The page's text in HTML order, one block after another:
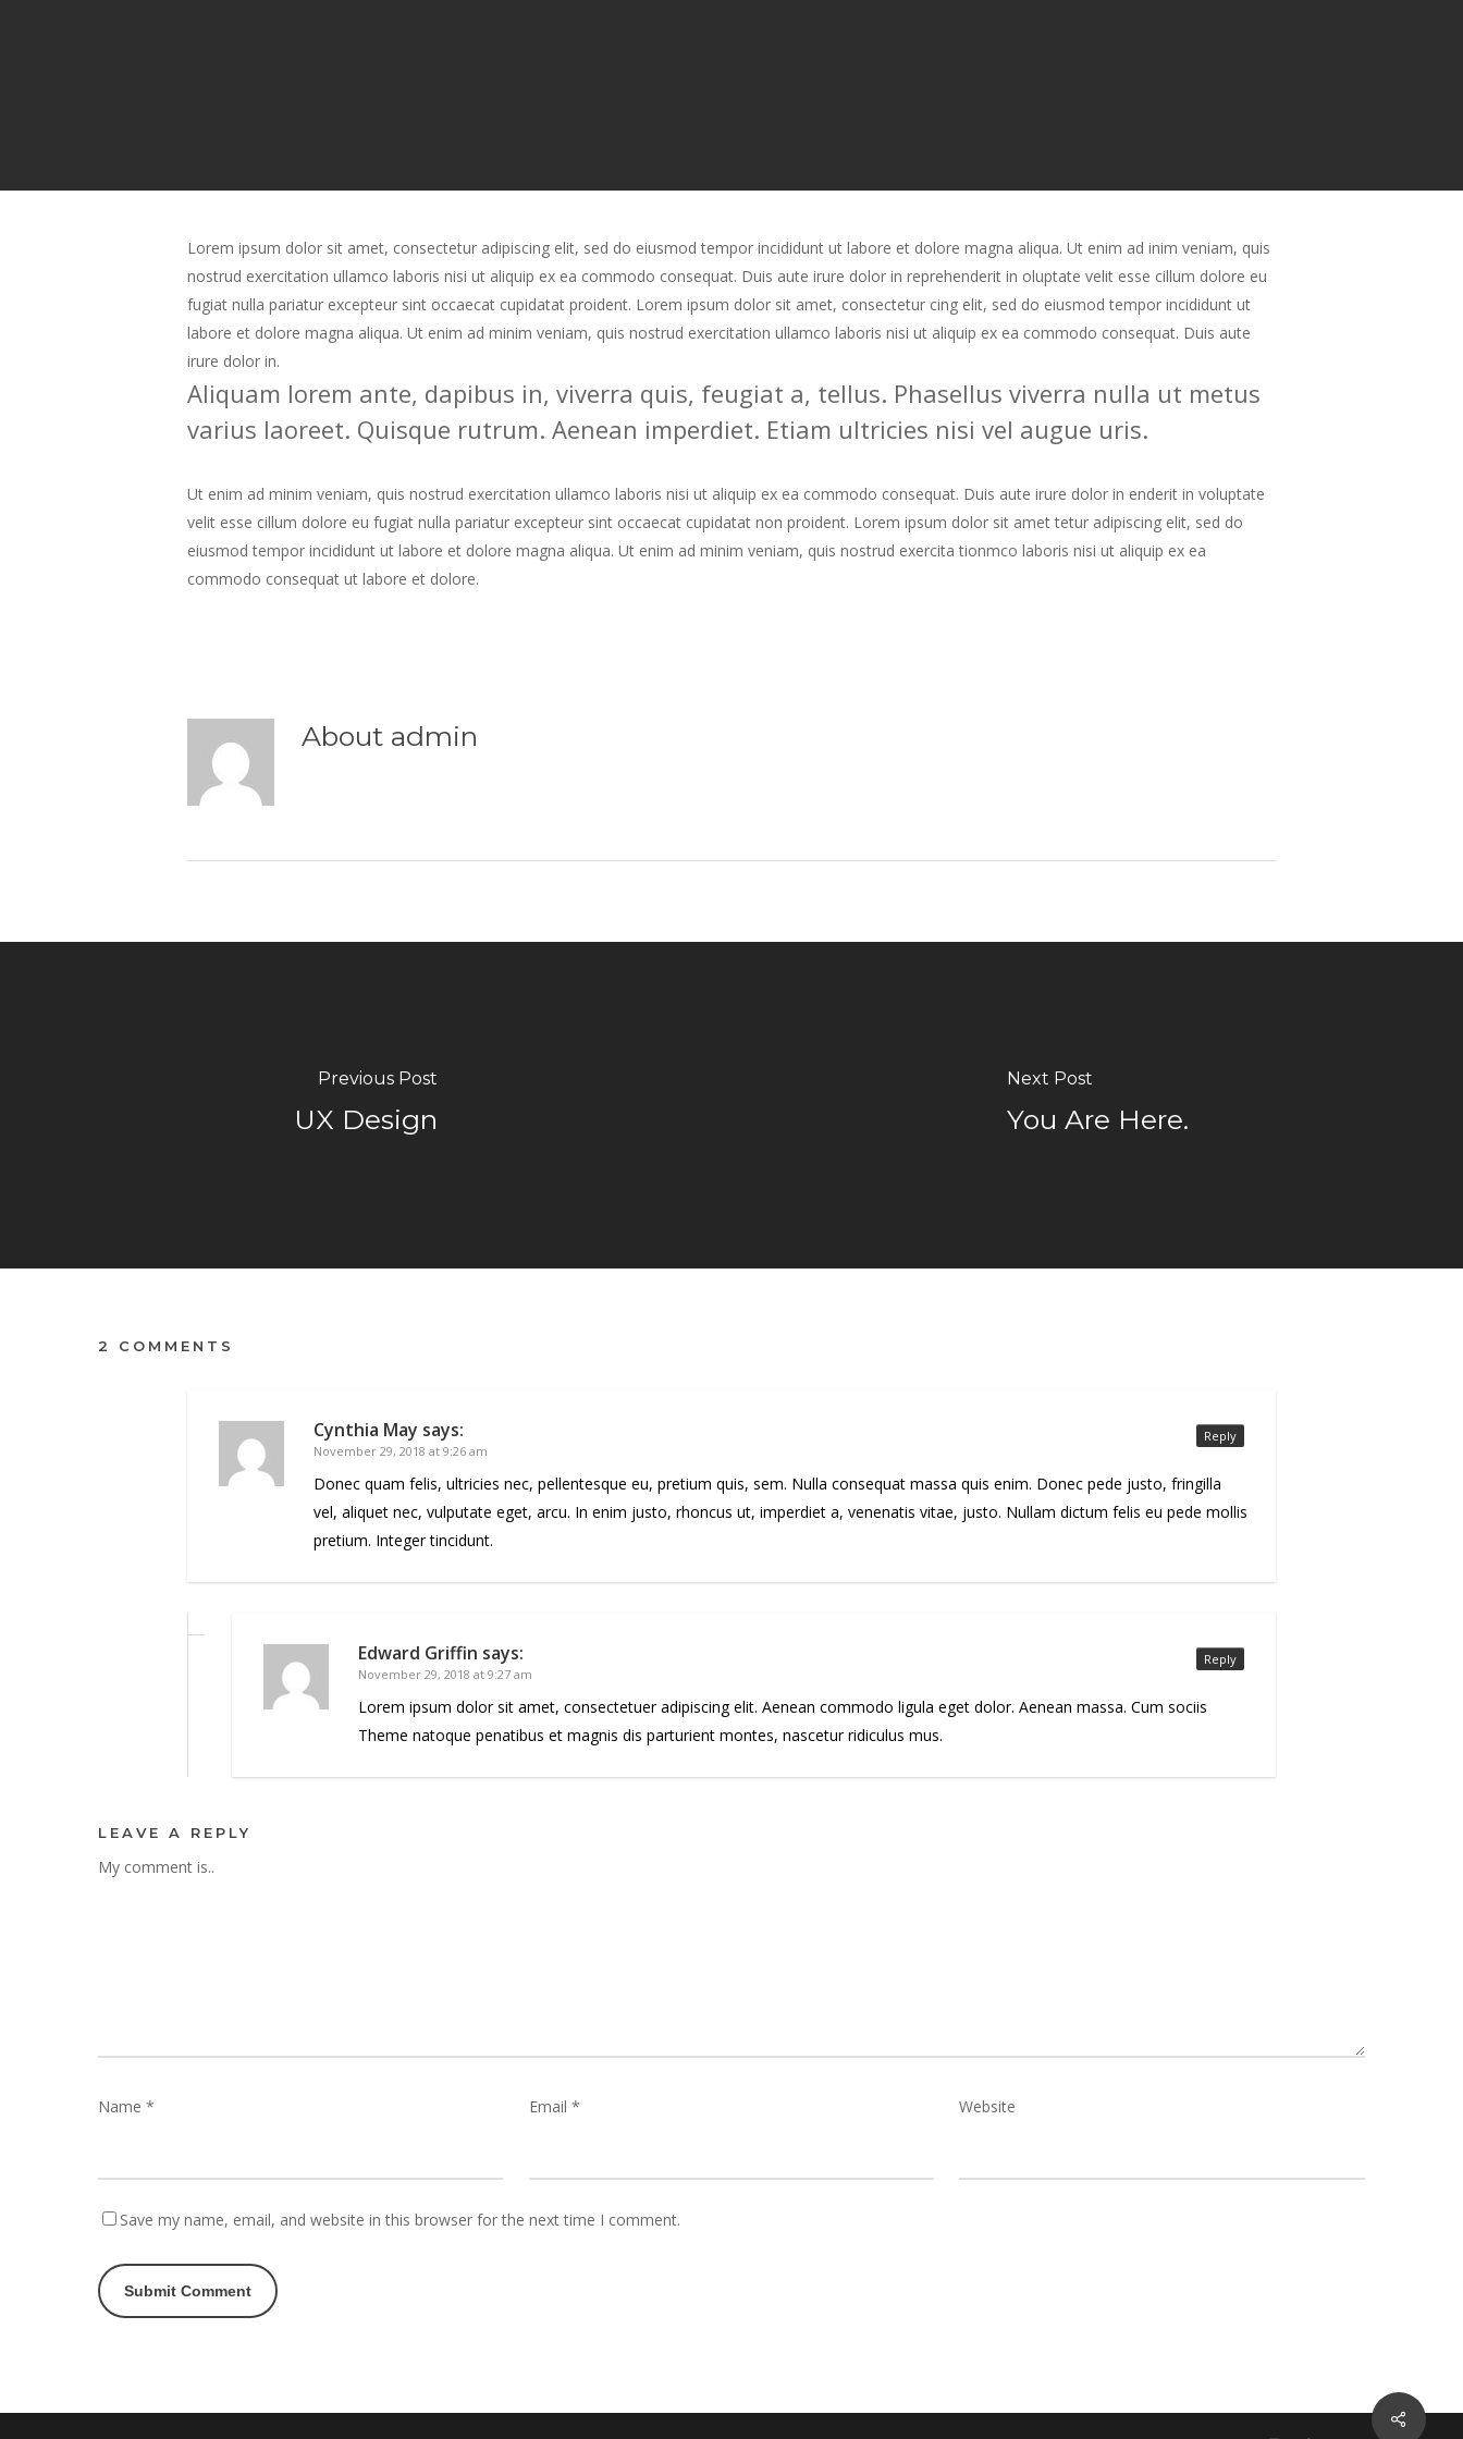
Lorem ipsum dolor sit amet, consectetur adipiscing elit, sed do eiusmod tempor incididunt ut labore et dolore magna aliqua. Ut enim ad inim veniam, quis
nostrud exercitation ullamco laboris nisi ut aliquip ex ea commodo consequat. Duis aute irure dolor in reprehenderit in oluptate velit esse cillum dolore eu
fugiat nulla pariatur excepteur sint occaecat cupidatat proident. Lorem ipsum dolor sit amet, consectetur cing elit, sed do eiusmod tempor incididunt ut
labore et dolore magna aliqua. Ut enim ad minim veniam, quis nostrud exercitation ullamco laboris nisi ut aliquip ex ea commodo consequat. Duis aute
irure dolor in.
Aliquam lorem ante, dapibus in, viverra quis, feugiat a, tellus. Phasellus viverra nulla ut metus
varius laoreet. Quisque rutrum. Aenean imperdiet. Etiam ultricies nisi vel augue uris.
Ut enim ad minim veniam, quis nostrud exercitation ullamco laboris nisi ut aliquip ex ea commodo consequat. Duis aute irure dolor in enderit in voluptate
velit esse cillum dolore eu fugiat nulla pariatur excepteur sint occaecat cupidatat non proident. Lorem ipsum dolor sit amet tetur adipiscing elit, sed do
eiusmod tempor incididunt ut labore et dolore magna aliqua. Ut enim ad minim veniam, quis nostrud exercita tionmco laboris nisi ut aliquip ex ea
commodo consequat ut labore et dolore.
About admin
Previous Post
UX Design
Next Post
You Are Here.
2 COMMENTS
Cynthia May says:
November 29, 2018 at 9:26 am
Donec quam felis, ultricies nec, pellentesque eu, pretium quis, sem. Nulla consequat massa quis enim. Donec pede justo, fringilla
vel, aliquet nec, vulputate eget, arcu. In enim justo, rhoncus ut, imperdiet a, venenatis vitae, justo. Nullam dictum felis eu pede mollis
pretium. Integer tincidunt.
Reply
Edward Griffin says:
November 29, 2018 at 9:27 am
Lorem ipsum dolor sit amet, consectetuer adipiscing elit. Aenean commodo ligula eget dolor. Aenean massa. Cum sociis
Theme natoque penatibus et magnis dis parturient montes, nascetur ridiculus mus.
Reply
LEAVE A REPLY
My comment is..
Name * Email * Website
Save my name, email, and website in this browser for the next time I comment.
Share